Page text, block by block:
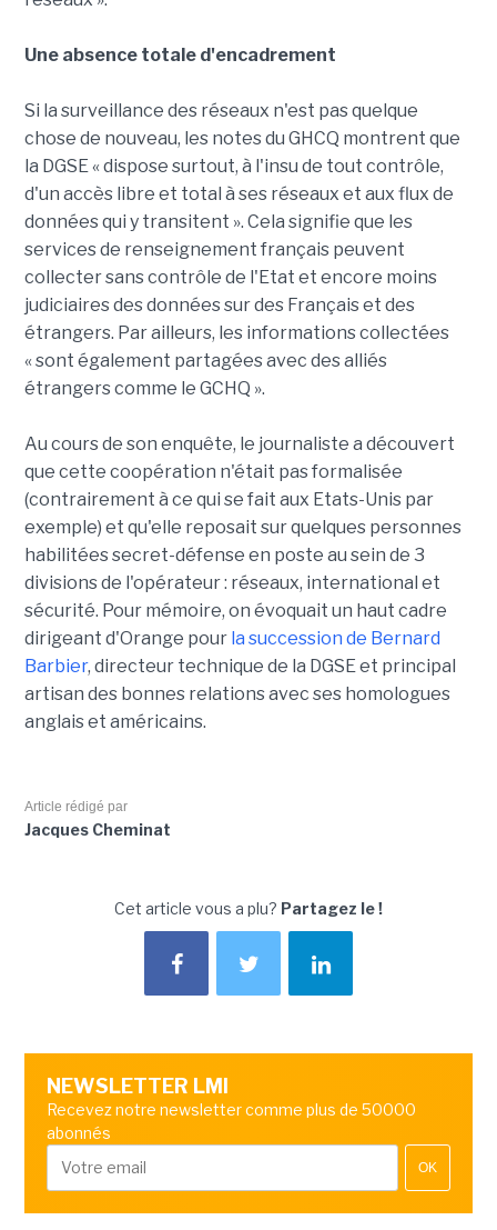
Une absence totale d'encadrement
Si la surveillance des réseaux n'est pas quelque
chose de nouveau, les notes du GHCQ montrent que
la DGSE « dispose surtout, à l'insu de tout contrôle,
d'un accès libre et total à ses réseaux et aux flux de
données qui y transitent ». Cela signifie que les
services de renseignement français peuvent
collecter sans contrôle de l'Etat et encore moins
judiciaires des données sur des Français et des
étrangers. Par ailleurs, les informations collectées
« sont également partagées avec des alliés
étrangers comme le GCHQ ».
Au cours de son enquête, le journaliste a découvert
que cette coopération n'était pas formalisée
(contrairement à ce qui se fait aux Etats-Unis par
exemple) et qu'elle reposait sur quelques personnes
habilitées secret-défense en poste au sein de 3
divisions de l'opérateur : réseaux, international et
sécurité. Pour mémoire, on évoquait un haut cadre
dirigeant d'Orange pour la succession de Bernard
Barbier, directeur technique de la DGSE et principal
artisan des bonnes relations avec ses homologues
anglais et américains.
Article rédigé par
Jacques Cheminat
Cet article vous a plu? Partagez le !
NEWSLETTER LMI
Recevez notre newsletter comme plus de 50000
abonnés
OK